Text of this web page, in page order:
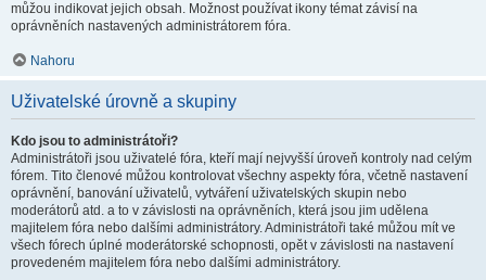
můžou indikovat jejich obsah. Možnost používat ikony témat závisí na
oprávněních nastavených administrátorem fóra.
Nahoru
Uživatelské úrovně a skupiny
Kdo jsou to administrátoři?
Administrátoři jsou uživatelé fóra, kteří mají nejvyšší úroveň kontroly nad celým
fórem. Tito členové můžou kontrolovat všechny aspekty fóra, včetně nastavení
oprávnění, banování uživatelů, vytváření uživatelských skupin nebo
moderátorů atd. a to v závislosti na oprávněních, která jsou jim udělena
majitelem fóra nebo dalšími administrátory. Administrátoři také můžou mít ve
všech fórech úplné moderátorské schopnosti, opět v závislosti na nastavení
provedeném majitelem fóra nebo dalšími administrátory.